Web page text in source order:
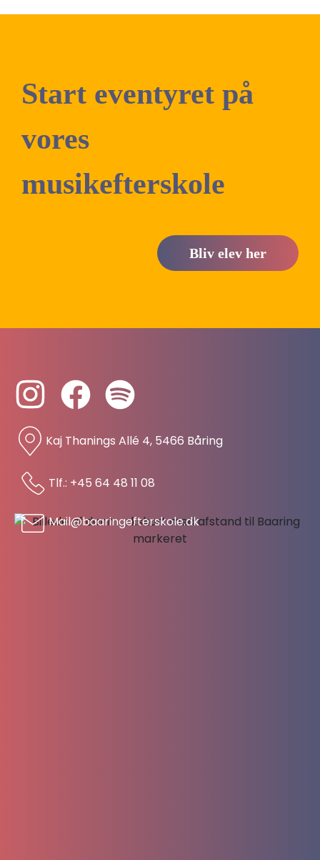
Start eventyret på
vores
musikefterskole
Bliv elev her
Kaj Thanings Allé 4, 5466 Båring
Tlf.: +45 64 48 11 08
Mail@baaringefterskole.dk